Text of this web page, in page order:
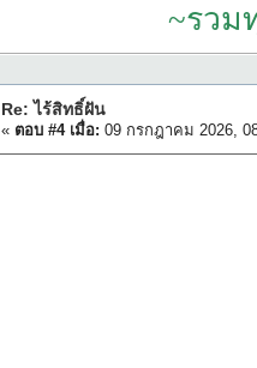
~รวม
Re: ไร้สิทธิ์ฝัน
« ตอบ #4 เมื่อ: 09 กรกฎาคม 2026,